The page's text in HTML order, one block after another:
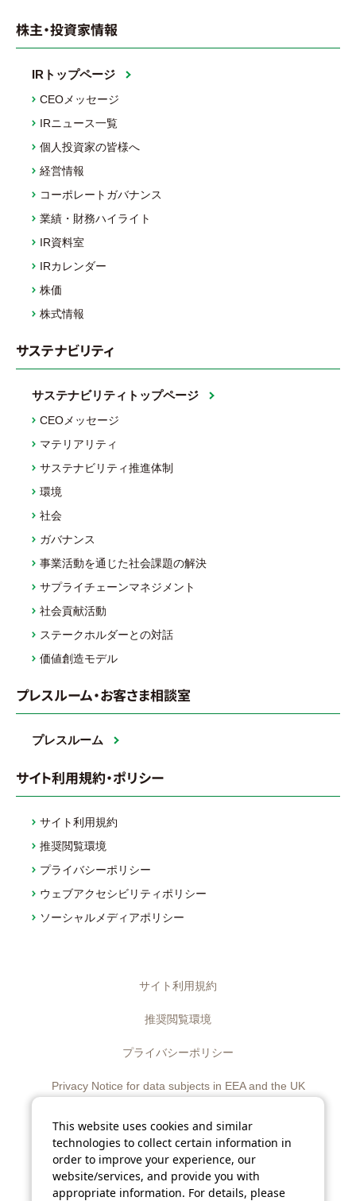
株主・投資家情報
IRトップページ
CEOメッセージ
IRニュース一覧
個人投資家の皆様へ
経営情報
コーポレートガバナンス
業績・財務ハイライト
IR資料室
IRカレンダー
株価
株式情報
サステナビリティ
サステナビリティトップページ
CEOメッセージ
マテリアリティ
サステナビリティ推進体制
環境
社会
ガバナンス
事業活動を通じた社会課題の解決
サプライチェーンマネジメント
社会貢献活動
ステークホルダーとの対話
価値創造モデル
プレスルーム・お客さま相談室
プレスルーム
サイト利用規約・ポリシー
サイト利用規約
推奨閲覧環境
プライバシーポリシー
ウェブアクセシビリティポリシー
ソーシャルメディアポリシー
サイト利用規約
推奨閲覧環境
プライバシーポリシー
Privacy Notice for data subjects in EEA and the UK
ウェブアクセシビリティポリシー
ディスクロージャーポリシー
ソーシャルメディアポリシー
This website uses cookies and similar
technologies to collect certain information in
order to improve your experience, our
website/services, and provide you with
appropriate information. For details, please